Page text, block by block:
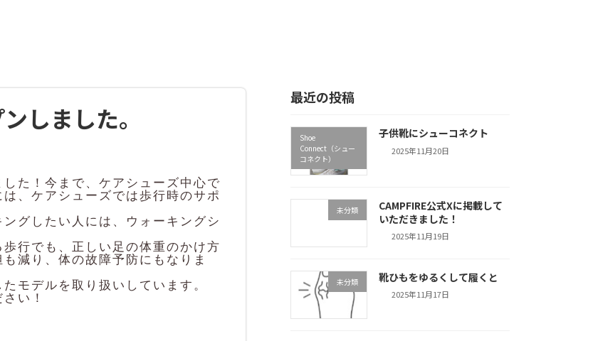
しました。
た！今まで、ケアシューズ中心で
、ケアシューズでは歩行時のサポ
グしたい人には、ウォーキングシ
行でも、正しい足の体重のかけ方
減り、体の故障予防にもなりま
モデルを取り扱いしています。
い！
最近の投稿
Shoe
Connect（シュー
コネクト）
子供靴にシューコネクト
2025年11月20日
未分類
CAMPFIRE公式Xに掲載して
いただきました！
2025年11月19日
未分類 靴ひもをゆるくして履くと
2025年11月17日